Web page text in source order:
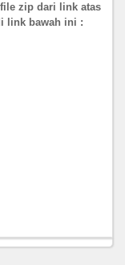
zip dari link atas
link bawah ini :